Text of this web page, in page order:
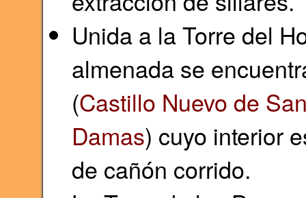
Unida a la Torre del
almenada se
(Castillo Nuevo de
Damas) cuyo interior
de cañón corrido.